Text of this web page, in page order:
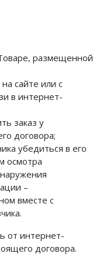
размещенной
сайте или с
в интернет-
заказ у
договора;
убедиться в его
осмотра
–
вместе с
от интернет-
договора.